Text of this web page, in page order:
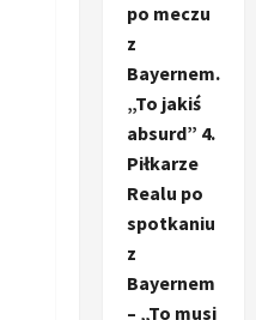
po meczu
z
Bayernem.
„To jakiś
absurd” 4.
Piłkarze
Realu po
spotkaniu
z
Bayernem
– „To musi